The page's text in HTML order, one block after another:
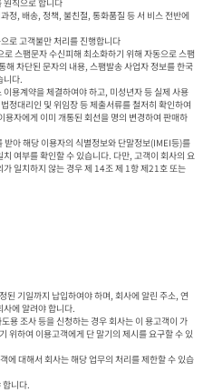
스팸문자 수신피해 최소화하기 위해 자동으로 스팸
차단된 문자의 내용, 스팸발송 사업자 정보를 한국
니다.
용계약을 체결하여야 하고, 미성년자 등 실제 사용
정대리인 및 위임장 등 제출서류를 철저히 확인하여
자에게 이미 개통된 회선을 명의 변경하여 판매하
아 해당 이용자의 식별정보와 단말정보(IMEI등)를
여부를 확인할 수 있습니다. 다만, 고객이 회사의 요
일치하지 않는 경우 제 14조 제 1항 제21호 또는
기일까지 납입하여야 하며, 회사에 알린 주소, 연
사에 알려야 합니다.
용 조사 등을 신청하는 경우 회사는 이 용고객이 가
위하여 이용고객에게 단 말기의 제시를 요구할 수 있
대해서 회사는 해당 업무의 처리를 제한할 수 있습
니다.